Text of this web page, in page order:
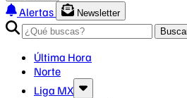
Alertas
Newsletter
Última Hora
Norte
Liga MX